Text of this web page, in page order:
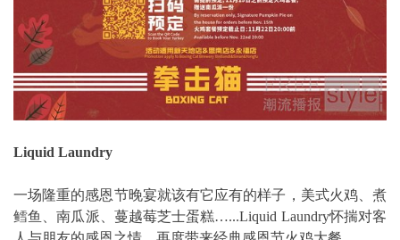
Liquid Laundry
一场隆重的感恩节晚宴就该有它应有的样子，美式火鸡、煮
鳕鱼、南瓜派、蔓越莓芝士蛋糕…...Liquid Laundry怀揣对客